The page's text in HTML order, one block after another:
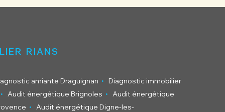
RIANS
amiante Draguignan . Diagnostic immobilier
. Audit énergétique Brignoles . Audit énergétique
. Audit énergétique Digne-les-